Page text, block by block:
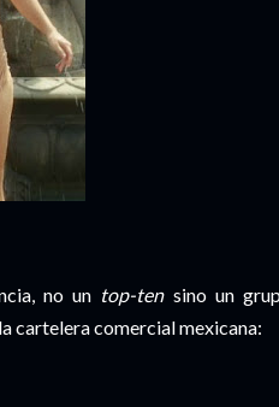
no un top-tensino un
cartelera comercial mexicana: